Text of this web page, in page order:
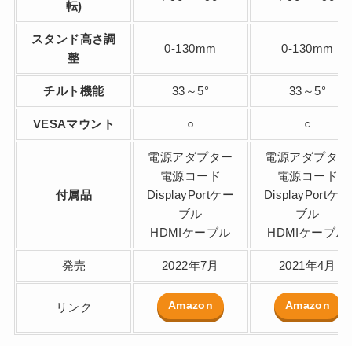
転)
スタンド高さ調
整
0-130mm 0-130mm
チルト機能 33～5° 33～5°
VESAマウント ○ ○
付属品
電源アダプター
電源コード
DisplayPortケー
ブル
HDMIケーブル
電源アダプター
電源コード
DisplayPortケー
ブル
HDMIケーブル
発売 2022年7月 2021年4月
リンク Amazon Amazon